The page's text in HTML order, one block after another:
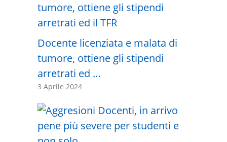
Docente licenziata e malata di
tumore, ottiene gli stipendi
arretrati ed …
3 Aprile 2024